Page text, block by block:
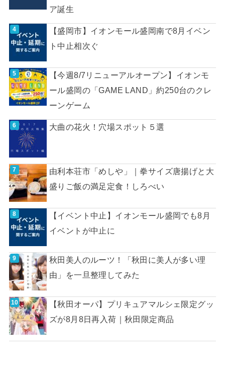
ア誕生
【盛岡市】イオンモール盛岡南で8月イベン
ト中止相次ぐ
【今週8/7リニューアルオープン】イオンモ
ール盛岡の「GAME LAND」約250台のクレ
ーンゲーム
大曲の花火！穴場スポット５選
由利本荘市「めしや」｜拳サイズ唐揚げと大
盛りご飯の満足定食！しろべい
【イベント中止】イオンモール盛岡でも8月
イベントが中止に
秋田美人のルーツ！「秋田に美人が多い理
由」を一旦整理してみた
【秋田オーパ】プリキュアマルシェ限定グッ
ズが8月8日再入荷｜秋田限定商品